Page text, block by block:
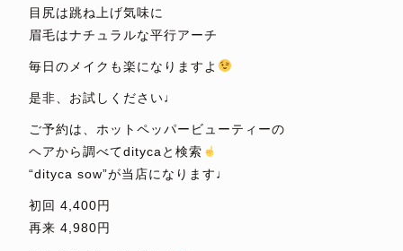
目尻は跳ね上げ気味に
眉毛はナチュラルな平行アーチ
毎日のメイクも楽になりますよ
是非、お試しください♩
ご予約は、ホットペッパービューティーの
ヘアから調べてditycaと検索
“dityca sow”が当店になります♩
初回 4,400円
再来 4,980円